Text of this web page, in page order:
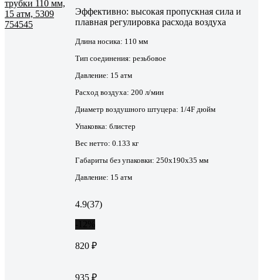
Эффективно: высокая пропускная сила и
плавная регулировка расхода воздуха
Длина носика: 110 мм
Тип соединения: резьбовое
Давление: 15 атм
Расход воздуха: 200 л/мин
Диаметр воздушного штуцера: 1/4F дюйм
Упаковка: блистер
Вес нетто: 0.133 кг
Габариты без упаковки: 250х190х35 мм
Давление: 15 атм
4.9(37)
820 ₽
935 ₽